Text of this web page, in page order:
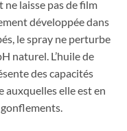
ne laisse pas de film
développée dans
le spray ne perturbe
naturel. L’huile de
des capacités
auxquelles elle est en